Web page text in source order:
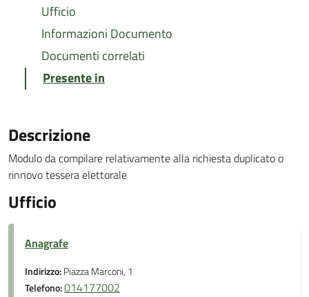
Ufficio
Informazioni Documento
Documenti correlati
Presente in
Descrizione
Modulo da compilare relativamente alla richiesta duplicato o
rinnovo tessera elettorale
Ufficio
Anagrafe
Indirizzo:Piazza Marconi, 1
Telefono:014177002